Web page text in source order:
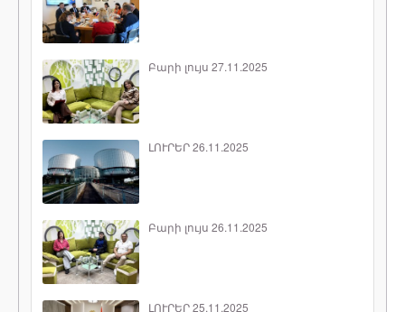
Բարի լույս 27.11.2025
ԼՈՒՐԵՐ 26.11.2025
Բարի լույս 26.11.2025
ԼՈՒՐԵՐ 25.11.2025